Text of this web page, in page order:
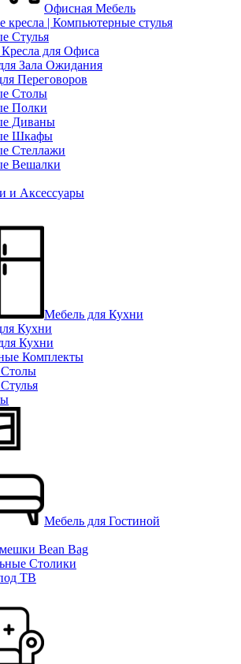
Офисная Мебель
кресла | Компьютерные стулья
Стулья
для Офиса
Зала Ожидания
Переговоров
Столы
Полки
Диваны
Шкафы
Стеллажи
Вешалки
и Аксессуары
Мебель для Кухни
Кухни
Кухни
Комплекты
Мебель для Гостиной
Bean Bag
Столики
ТВ